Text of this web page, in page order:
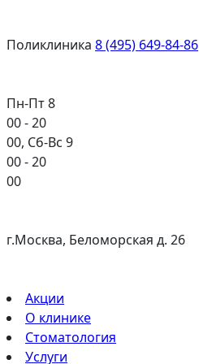
Поликлиника 8 (495) 649-84-86
Пн-Пт 8
00- 20
00, Сб-Вс 9
00- 20
00
г.Москва, Беломорская д. 26
Акции
О клинике
Стоматология
Услуги